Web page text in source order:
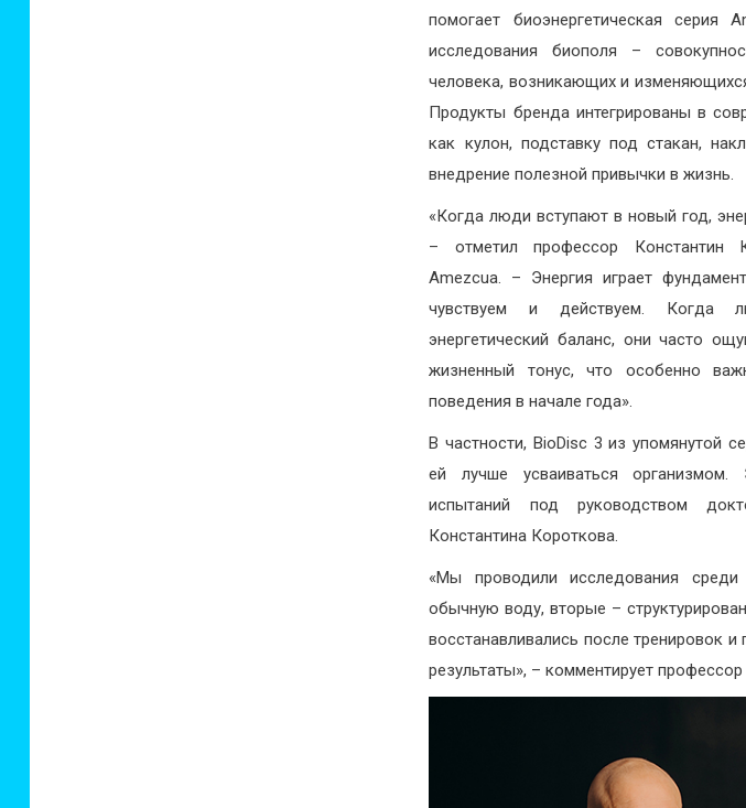
помогает биоэнергетическая серия
исследования биополя –
человека, возникающих и
Продукты бренда интегрированы в
как кулон, подставку под стакан,
внедрение полезной привычки в жизнь.
«Когда люди вступают в новый год,
– отметил профессор Константин
Amezcua. – Энергия играет
чувствуем и действуем. Когда
энергетический баланс, они часто
жизненный тонус, что особенно
поведения в начале года».
В частности, BioDisc 3 из упомянутой
ей лучше усваиваться
испытаний под руководством
Константина Короткова.
«Мы проводили исследования
обычную воду, вторые –
восстанавливались после тренировок
результаты», – комментирует профессор